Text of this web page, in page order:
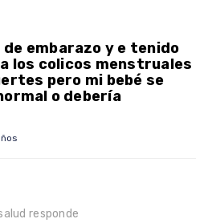
embarazo y e tenido
los colicos menstruales
pero mi bebé se
o debería
responde